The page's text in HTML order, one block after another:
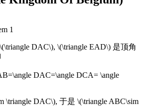
1
DAC\), \(\triangle EAD\) 是顶角
DAC=\angle DCA= \angle
\triangle DAC\), 于是 \(\triangle ABC\sim